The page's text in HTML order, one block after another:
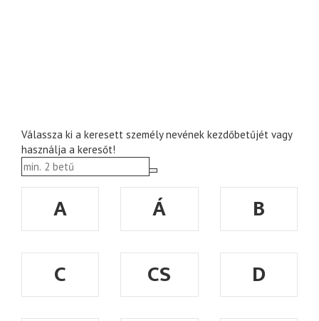
Válassza ki a keresett személy nevének kezdőbetűjét vagy
használja a keresőt!
A Á
B
C
CS
D